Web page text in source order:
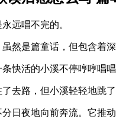
远唱不完的。
虽然是篇童话，但包含着
快活的小溪不停哼哼唱
去路，但小溪轻轻地跳
日夜地向前奔流。它推